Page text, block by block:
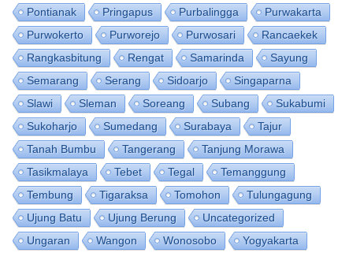
Pontianak
Pringapus Purbalingga
Purwakarta
Purwokerto
Purworejo Purwosari
Rancaekek
Rangkasbitung
Rengat Samarinda
Sayung
Semarang
Serang Sidoarjo
Singaparna
Slawi
Sleman Soreang Subang
Sukabumi
Sukoharjo
Sumedang Surabaya
Tajur
Tanah Bumbu
Tangerang
Tanjung Morawa
Tasikmalaya
Tebet Tegal
Temanggung
Tembung
Tigaraksa Tomohon
Tulungagung
Ujung Batu
Ujung Berung
Uncategorized
Ungaran
Wangon Wonosobo Yogyakarta